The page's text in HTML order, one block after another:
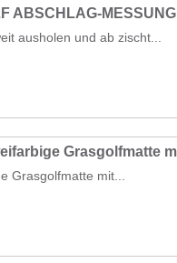
ABSCHLAG-MESSUNG
ausholen und ab zischt...
Grasgolfmatte mit...